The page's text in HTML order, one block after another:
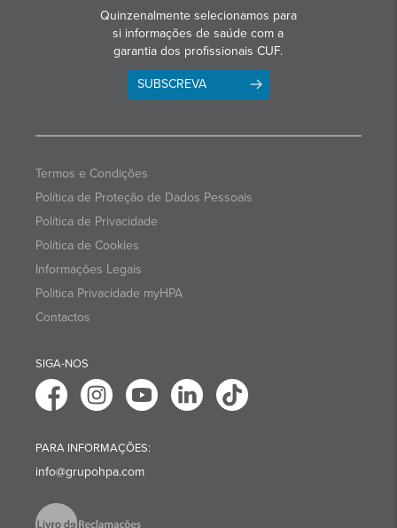
Quinzenalmente selecionamos para
si informações de saúde com a
garantia dos profissionais CUF.
SUBSCREVA
Termos e Condições
Política de Proteção de Dados Pessoais
Política de Privacidade
Política de Cookies
Informações Legais
Politica Privacidade myHPA
Contactos
SIGA-NOS
PARA INFORMAÇÕES:
info@grupohpa.com